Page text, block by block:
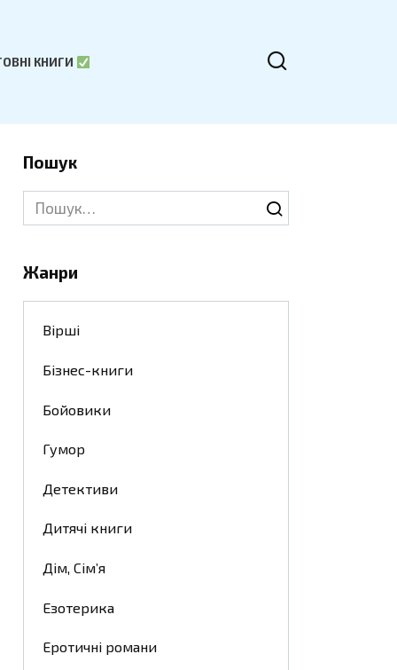
КНИГИ
Пошук
Search
for:
Жанри
Вірші
Бізнес-книги
Бойовики
Гумор
Детективи
Дитячі книги
Дім, Сім’я
Езотерика
Еротичні романи